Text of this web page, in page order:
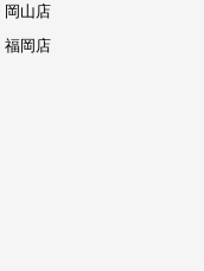
岡山店
福岡店